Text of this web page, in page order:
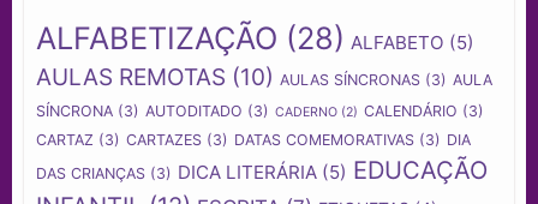
ALFABETIZAÇÃO (28) ALFABETO (5)
AULAS REMOTAS (10) AULAS SÍNCRONAS (3) AULA
SÍNCRONA (3) AUTODITADO (3) CADERNO (2) CALENDÁRIO (3)
CARTAZ (3) CARTAZES (3) DATAS COMEMORATIVAS (3) DIA
DAS CRIANÇAS (3) DICA LITERÁRIA (5) EDUCAÇÃO